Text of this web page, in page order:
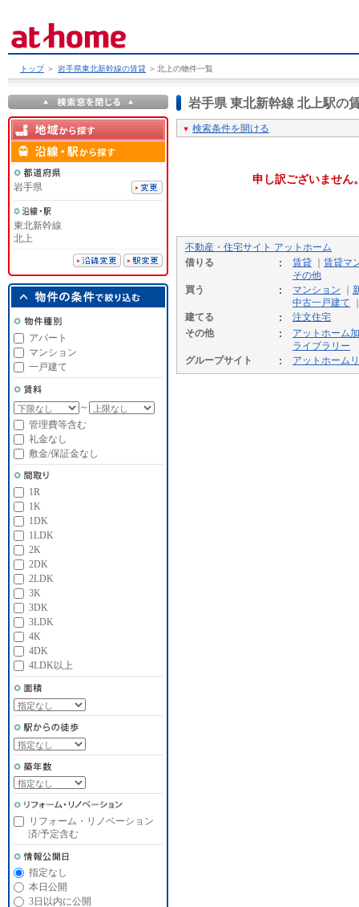
トップ ＞ 岩手県東北新幹線の賃貸 ＞ 北上の物件一覧
岩手県 東北新幹線 北上駅の
検索条件を開ける
申し訳ございません
不動産・住宅サイト アットホーム
借りる
賃貸
賃貸マ
その他
買う
マンション
中古一戸建て
建てる
注文住宅
その他
アットホーム
ライブラリー
グループサイト
アットホーム
岩手県
東北新幹線
北上
アパート
マンション
一戸建て
～
管理費等含む
礼金なし
敷金/保証金なし
1R
1K
1DK
1LDK
2K
2DK
2LDK
3K
3DK
3LDK
4K
4DK
4LDK以上
リフォーム・リノベーション
済/予定含む
指定なし
本日公開
3日以内に公開